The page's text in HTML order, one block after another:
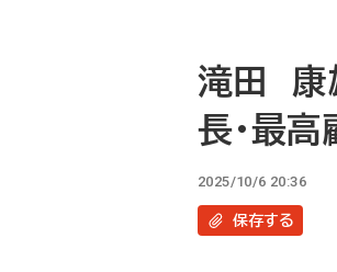
滝田 康
長・最高
2025/10/6 20:36
保存する